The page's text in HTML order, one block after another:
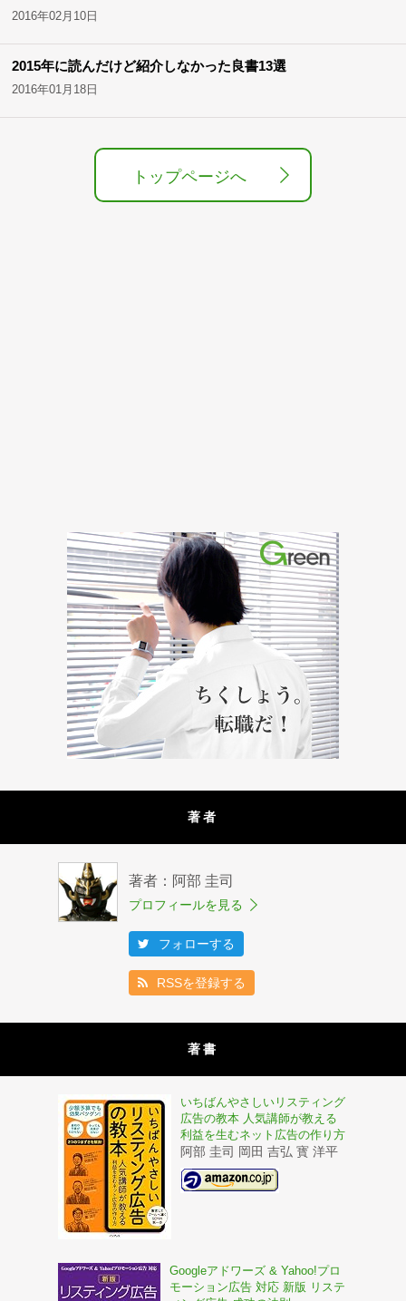
2016年02月10日
2015年に読んだけど紹介しなかった良書13選
2016年01月18日
トップページへ
著者
著者：阿部 圭司
プロフィールを見る
フォローする
RSSを登録する
著書
いちばんやさしいリスティング
広告の教本 人気講師が教える
利益を生むネット広告の作り方
阿部 圭司 岡田 吉弘 寳 洋平
Googleアドワーズ & Yahoo!プロ
モーション広告 対応 新版 リステ